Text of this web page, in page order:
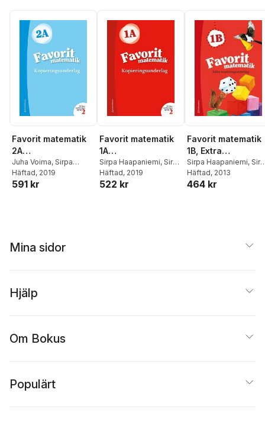
Favorit matematik
2A
Kopieringsunderlag
Juha Voima, Sirpa
Haapaniemi,
Vehmas
Häftad, 2019
591 kr
Favorit matematik
1A
Kopieringsunderlag
Sirpa Haapaniemi, Sirpa
Mörsky ,Arto Tikkanen
Päivi Vehmas
Häftad, 2019
522 kr
Favorit matematik
1B, Extra
Sirpa Haapaniemi,
Mörsky ,Arto Tikkanen
Päivi Vehmas
Häftad, 2013
464 kr
Mina sidor
Hjälp
Om Bokus
Populärt